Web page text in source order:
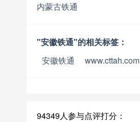
内蒙古铁通
"安徽铁通"的相关标签：
安徽铁通
www.cttah.com
94349人参与点评打分：